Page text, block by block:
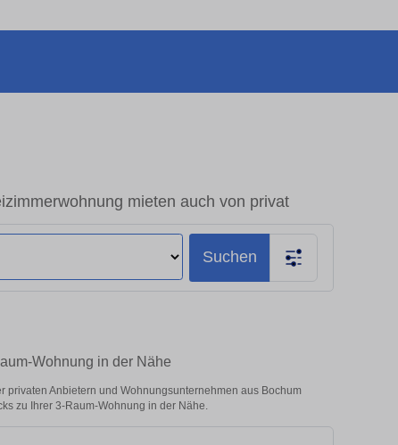
mieten auch von privat
Suchen
Wohnung in der Nähe
Anbietern und Wohnungsunternehmen aus Bochum
zu Ihrer 3-Raum-Wohnung in der Nähe.